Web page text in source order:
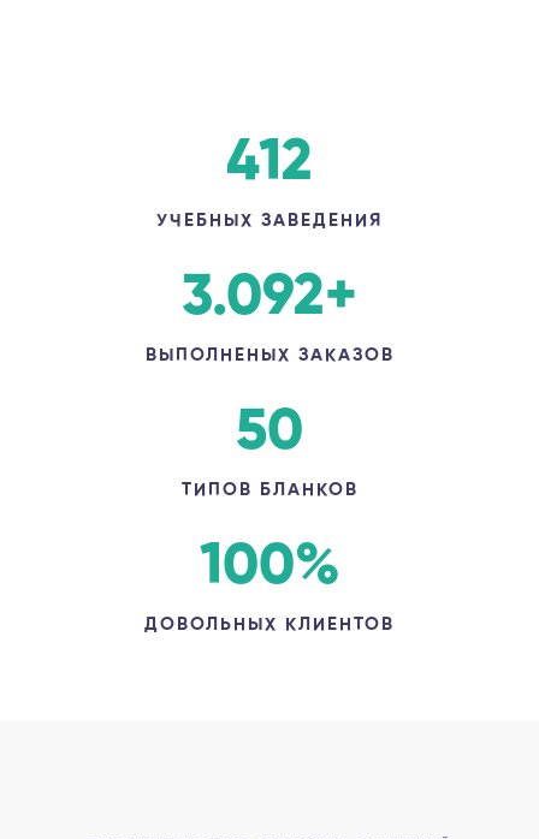
412
УЧЕБНЫХ ЗАВЕДЕНИЯ
3.092+
ВЫПОЛНЕНЫХ ЗАКАЗОВ
50
ТИПОВ БЛАНКОВ
100%
ДОВОЛЬНЫХ КЛИЕНТОВ